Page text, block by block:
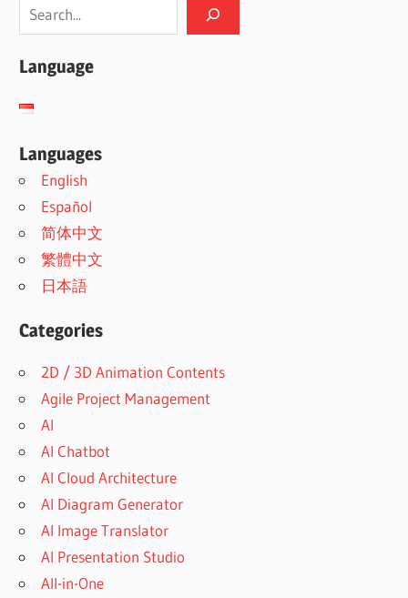
Language
Languages
English
Español
简体中文
繁體中文
日本語
Categories
2D / 3D Animation Contents
Agile Project Management
AI
AI Chatbot
AI Cloud Architecture
AI Diagram Generator
AI Image Translator
AI Presentation Studio
All-in-One